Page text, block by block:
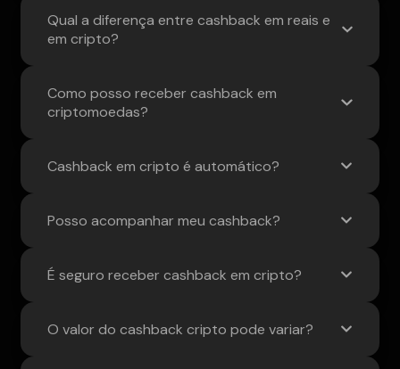
Qual a diferença entre cashback em reais e
em cripto?
Como posso receber cashback em
criptomoedas?
Cashback em cripto é automático?
Posso acompanhar meu cashback?
É seguro receber cashback em cripto?
O valor do cashback cripto pode variar?